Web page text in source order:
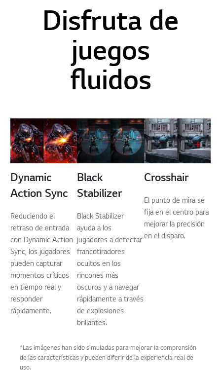
Disfruta de
juegos
fluidos
Dynamic
Action Sync
Reduciendo el
retraso de entrada
con Dynamic Action
Sync, los jugadores
pueden capturar
momentos críticos
en tiempo real y
responder
rápidamente.
Black
Stabilizer
Black Stabilizer
ayuda a los
jugadores a detectar
francotiradores
ocultos en los
rincones más
oscuros y a navegar
rápidamente a través
de explosiones
brillantes.
Crosshair
El punto de mira se
fija en el centro para
mejorar la precisión
en el disparo.
*Las imágenes han sido simuladas para mejorar la comprensión
de las características y pueden diferir de la experiencia real de
uso.